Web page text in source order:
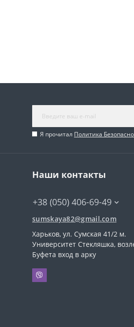
Я прочитал Политика
Наши контакты
+38 (050) 406-69-49
sumskaya82@gmail.com
Харьков, ул. Сумская 41/2 м.
Университет Стекляшка,
Буфета вход в арку